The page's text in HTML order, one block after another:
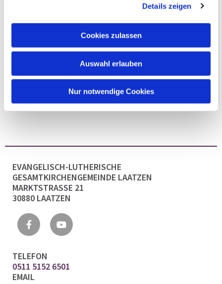
Details zeigen
Cookies zulassen
Auswahl erlauben
Nur notwendige Cookies
EVANGELISCH-LUTHERISCHE
GESAMTKIRCHENGEMEINDE LAATZEN
MARKTSTRASSE 21
30880 LAATZEN
TELEFON
0511 5152 6501
EMAIL